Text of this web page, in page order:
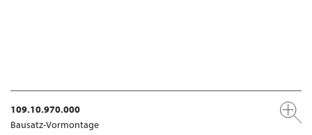
109.10.970.000
Bausatz-Vormontage